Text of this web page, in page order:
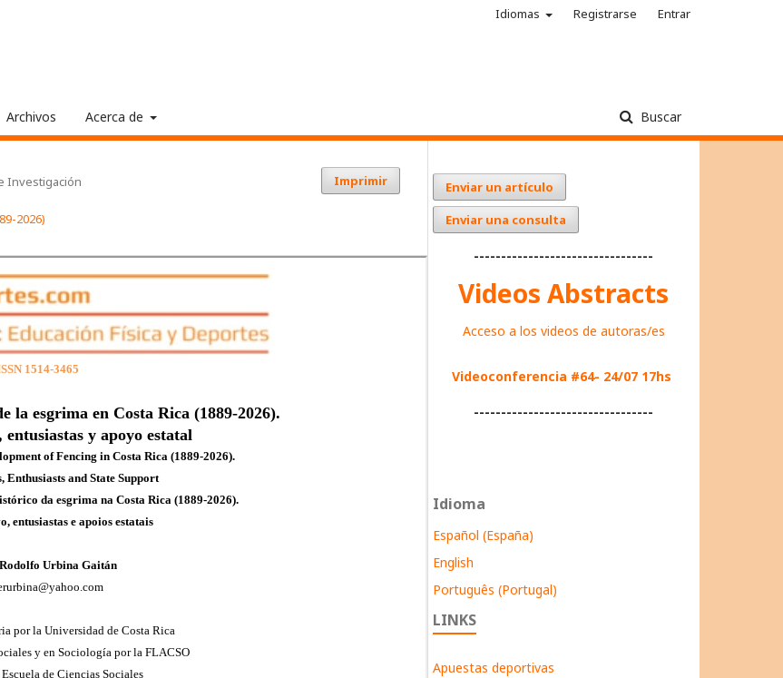
Archivos Acerca de Buscar
Idiomas Registrarse Entrar
Investigación Imprimir
2026)
Enviar un artículo
Enviar una consulta
---------------------------------
Videos Abstracts
Acceso a los videos de autoras/es
Videoconferencia #64- 24/07 17hs
---------------------------------
Idioma
Español (España)
English
Português (Portugal)
LINKS
Apuestas deportivas